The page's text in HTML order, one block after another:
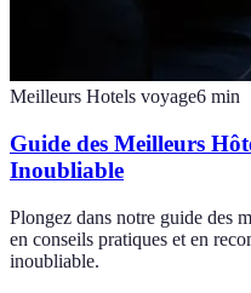
Meilleurs Hotels voyage6 min
Guide des Meilleurs
Inoubliable
Plongez dans notre guide des
en conseils pratiques et en
inoubliable.